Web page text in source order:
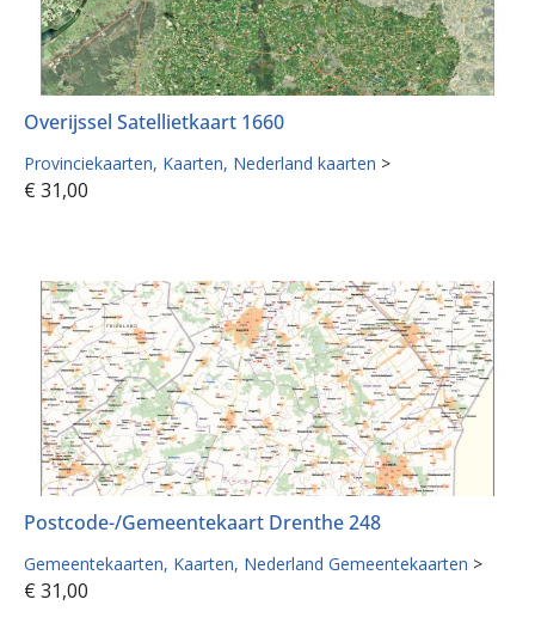
Overijssel Satellietkaart 1660
Provinciekaarten Kaarten Nederland kaarten >
€ 31,00
Postcode-/Gemeentekaart Drenthe 248
Gemeentekaarten Kaarten Nederland Gemeentekaarten >
€ 31,00